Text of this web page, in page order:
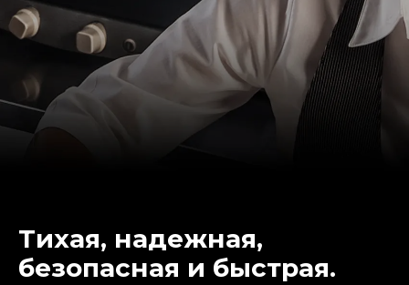
Тихая, надежная,
безопасная и быстрая.